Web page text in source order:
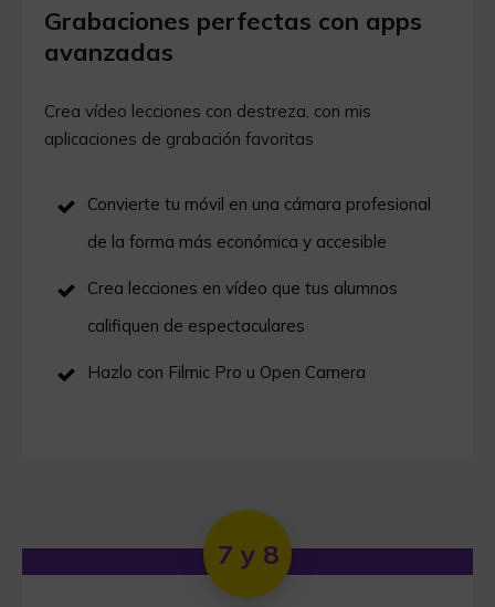
Grabaciones perfectas con apps
avanzadas
Crea vídeo lecciones con destreza, con mis
aplicaciones de grabación favoritas
Convierte tu móvil en una cámara profesional
de la forma más económica y accesible
Crea lecciones en vídeo que tus alumnos
califiquen de espectaculares
Hazlo con Filmic Pro u Open Camera
7 y 8